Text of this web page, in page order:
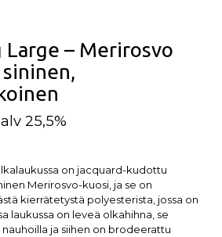
Large – Merirosvo
25,5%
on jacquard-kudottu
Merirosvo-kuosi, ja se on
kierrätetystä polyesterista, jossa on
laukussa on leveä olkahihna, se
ja siihen on brodeerattu